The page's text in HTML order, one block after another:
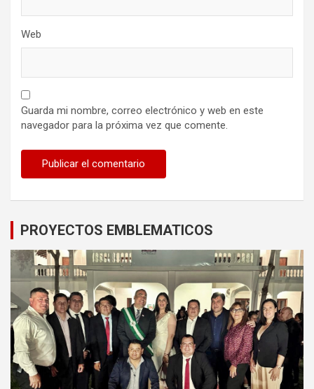
Web
Guarda mi nombre, correo electrónico y web en este
navegador para la próxima vez que comente.
PROYECTOS EMBLEMATICOS